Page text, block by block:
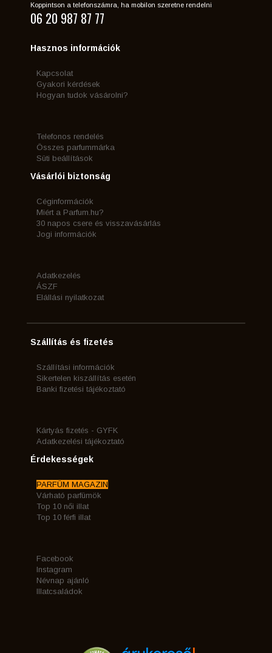
Koppintson a telefonszámra, ha mobilon szeretne rendelni
06 20 987 87 77
Hasznos információk
Kapcsolat
Gyakori kérdések
Hogyan tudok vásárolni?
Telefonos rendelés
Összes parfummárka
Süti beállítások
Vásárlói biztonság
Céginformációk
Miért a Parfum.hu?
30 napos csere és visszavásárlás
Jogi információk
Adatkezelés
ÁSZF
Elállási nyilatkozat
Szállítás és fizetés
Szállítási információk
Sikertelen kiszállítás esetén
Banki fizetési tájékoztató
Kártyás fizetés - GYFK
Adatkezelési tájékoztató
Érdekességek
PARFÜM MAGAZIN
Várható parfümök
Top 10 női illat
Top 10 férfi illat
Facebook
Instagram
Névnap ajánló
Illatcsaládok